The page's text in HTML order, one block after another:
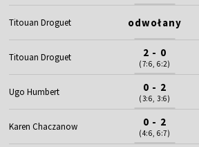
Titouan Droguet odwołany
Titouan Droguet 2 - 0
(7:6, 6:2)
Ugo Humbert 0 - 2
(3:6, 3:6)
Karen Chaczanow 0 - 2
(4:6, 6:7)